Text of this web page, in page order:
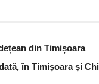
din Timișoara
în Timișoara și